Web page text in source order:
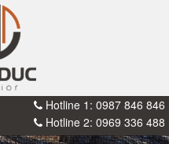
Hotline 1: 0987 846 846
Hotline 2: 0969 336 488